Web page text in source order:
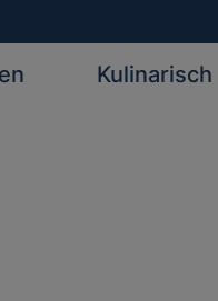
Kulinarisch